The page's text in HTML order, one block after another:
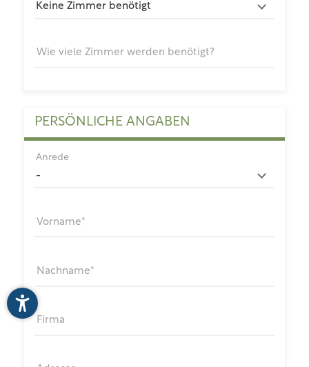
Wie viele Zimmer werden benötigt?
PERSÖNLICHE ANGABEN
Anrede
Vorname
Nachname
Firma